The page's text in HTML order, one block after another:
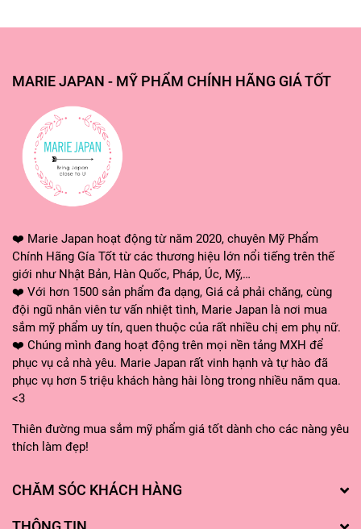
MARIE JAPAN - MỸ PHẨM CHÍNH HÃNG GIÁ TỐT
❤️ Marie Japan hoạt động từ năm 2020, chuyên Mỹ Phẩm
Chính Hãng Gía Tốt từ các thương hiệu lớn nổi tiếng trên thế
giới như Nhật Bản, Hàn Quốc, Pháp, Úc, Mỹ,…
❤️ Với hơn 1500 sản phẩm đa dạng, Giá cả phải chăng, cùng
đội ngũ nhân viên tư vấn nhiệt tình, Marie Japan là nơi mua
sắm mỹ phẩm uy tín, quen thuộc của rất nhiều chị em phụ nữ.
❤️ Chúng mình đang hoạt động trên mọi nền tảng MXH để
phục vụ cả nhà yêu. Marie Japan rất vinh hạnh và tự hào đã
phục vụ hơn 5 triệu khách hàng hài lòng trong nhiều năm qua.
<3
Thiên đường mua sắm mỹ phẩm giá tốt dành cho các nàng yêu
thích làm đẹp!
CHĂM SÓC KHÁCH HÀNG